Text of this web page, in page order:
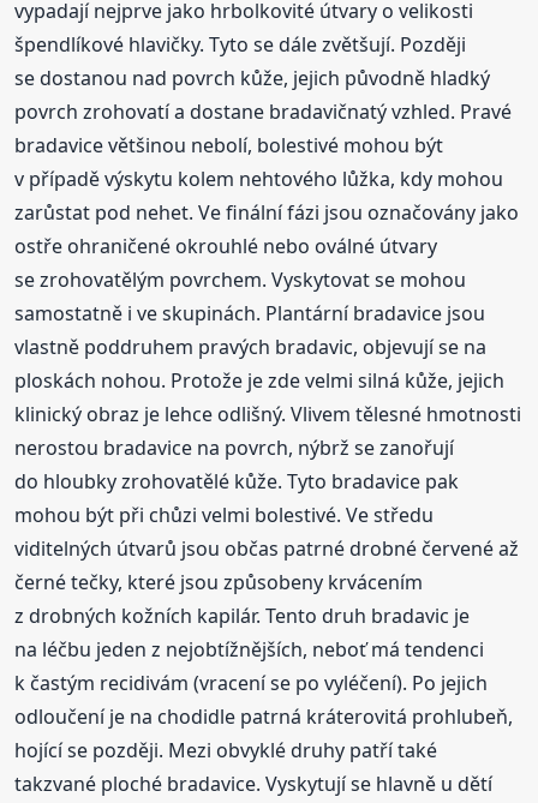
vypadají nejprve jako hrbolkovité útvary o velikosti
špendlíkové hlavičky. Tyto se dále zvětšují. Později
se dostanou nad povrch kůže, jejich původně hladký
povrch zrohovatí a dostane bradavičnatý vzhled. Pravé
bradavice většinou nebolí, bolestivé mohou být
v případě výskytu kolem nehtového lůžka, kdy mohou
zarůstat pod nehet. Ve finální fázi jsou označovány jako
ostře ohraničené okrouhlé nebo oválné útvary
se zrohovatělým povrchem. Vyskytovat se mohou
samostatně i ve skupinách. Plantární bradavice jsou
vlastně poddruhem pravých bradavic, objevují se na
ploskách nohou. Protože je zde velmi silná kůže, jejich
klinický obraz je lehce odlišný. Vlivem tělesné hmotnosti
nerostou bradavice na povrch, nýbrž se zanořují
do hloubky zrohovatělé kůže. Tyto bradavice pak
mohou být při chůzi velmi bolestivé. Ve středu
viditelných útvarů jsou občas patrné drobné červené až
černé tečky, které jsou způsobeny krvácením
z drobných kožních kapilár. Tento druh bradavic je
na léčbu jeden z nejobtížnějších, neboť má tendenci
k častým recidivám (vracení se po vyléčení). Po jejich
odloučení je na chodidle patrná kráterovitá prohlubeň,
hojící se později. Mezi obvyklé druhy patří také
takzvané ploché bradavice. Vyskytují se hlavně u dětí